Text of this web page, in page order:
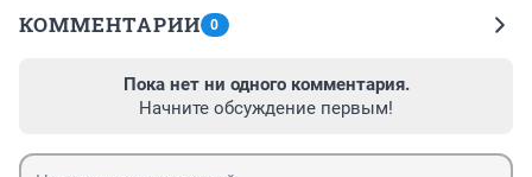
КОММЕНТАРИИ 0
Пока нет ни одного комментария.
Начните обсуждение первым!